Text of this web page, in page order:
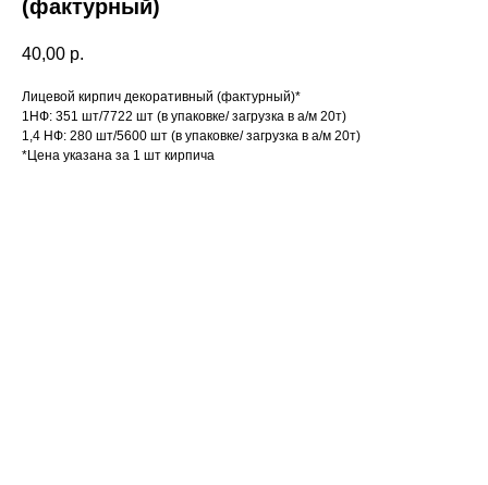
(фактурный)
40,00 р.
Лицевой кирпич декоративный (фактурный)*
1НФ: 351 шт/7722 шт (в упаковке/ загрузка в а/м 20т)
1,4 НФ: 280 шт/5600 шт (в упаковке/ загрузка в а/м 20т)
*Цена указана за 1 шт кирпича